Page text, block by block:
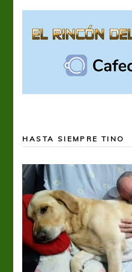
HASTA SIEMPRE TINO